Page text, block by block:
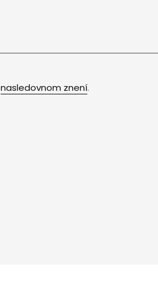
nasledovnom znení.